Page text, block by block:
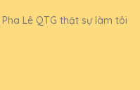
Lê QTG thật sự làm tôi